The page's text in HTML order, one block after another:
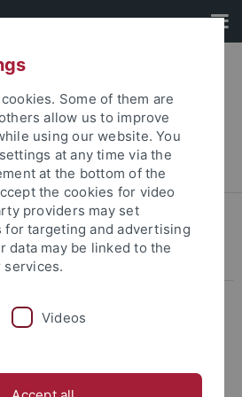
Fakultät
... Forschungsinteressen
M. Sc.
Some of them are
allow us to improve
using our website. You
at any time via the
at the bottom of the
the cookies for video
providers may set
for targeting and advertising
data may be linked to the
services.
Videos